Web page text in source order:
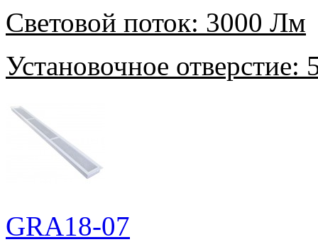
Световой поток: 3000 Лм
Установочное отверстие:
GRA18-07